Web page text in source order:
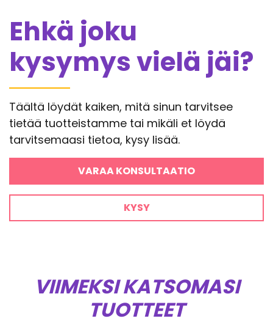
Ehkä joku
kysymys vielä jäi?
Täältä löydät kaiken, mitä sinun tarvitsee
tietää tuotteistamme tai mikäli et löydä
tarvitsemaasi tietoa, kysy lisää.
VARAA KONSULTAATIO
KYSY
VIIMEKSI KATSOMASI
TUOTTEET